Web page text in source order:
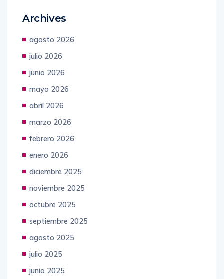
Archives
agosto 2026
julio 2026
junio 2026
mayo 2026
abril 2026
marzo 2026
febrero 2026
enero 2026
diciembre 2025
noviembre 2025
octubre 2025
septiembre 2025
agosto 2025
julio 2025
junio 2025